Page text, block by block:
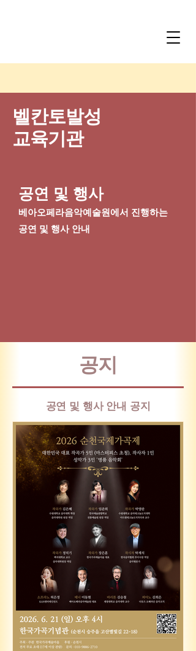
벨칸토발성
​교육기관
공연 및 행사
​베아오페라음악예술원에서 진행하는
공연 및 행사 안내
​공지
​공연 및 행사 안내 공지